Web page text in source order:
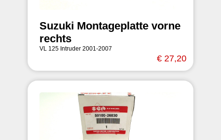
Suzuki Montageplatte vorne
rechts
VL 125 Intruder 2001-2007
€ 27,20